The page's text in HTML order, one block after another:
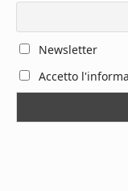
Newsletter
Accetto